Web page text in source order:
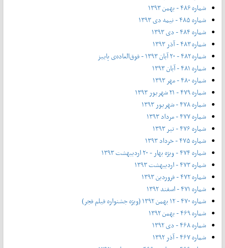
شماره ۴۸۶ - بهمن ۱۳۹۳
شماره ۴۸۵ - نیمه دی ۱۳۹۳
شماره ۴۸۴ - دی ۱۳۹۳
شماره ۴۸۳ - آذر ۱۳۹۳
شماره ۴۸۲ - ۲۰ آبان ۱۳۹۳ - فوق‌العاده‌ی پاییز
شماره ۴۸۱ - آبان ۱۳۹۳
شماره ۴۸۰ - مهر ۱۳۹۳
شماره ۴۷۹ - ۲۱ شهریور ۱۳۹۳
شماره ۴۷۸ - شهریور ۱۳۹۳
شماره ۴۷۷ - مرداد ۱۳۹۳
شماره ۴۷۶ - تیر ۱۳۹۳
شماره ۴۷۵ - خرداد ۱۳۹۳
شماره ۴۷۴ - ویژه بهار - ۲۰ اردیبهشت ۱۳۹۳
شماره ۴۷۳ - اردیبهشت ۱۳۹۳
شماره ۴۷۲ - فروردین ۱۳۹۳
شماره ۴۷۱ - اسفند ۱۳۹۲
شماره ۴۷۰ - ۱۲ بهمن ۱۳۹۲ (ویژه جشنواره فیلم فجر)
شماره ۴۶۹ - بهمن ۱۳۹۲
شماره ۴۶۸ - دی ۱۳۹۲
شماره ۴۶۷ - آذر ۱۳۹۲